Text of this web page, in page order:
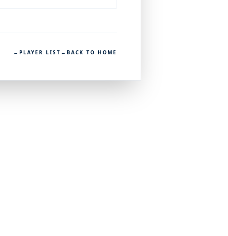
← PLAYER LIST ← BACK TO HOME